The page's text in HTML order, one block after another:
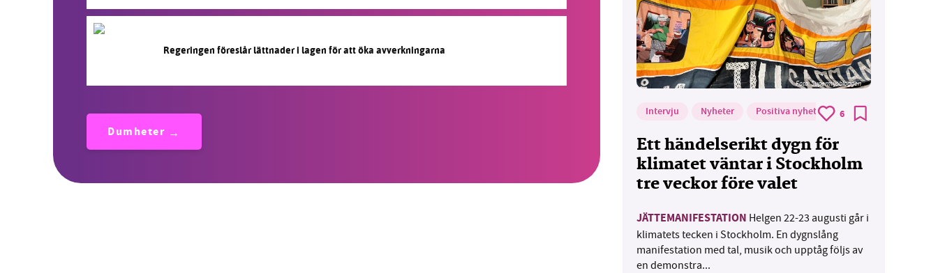
Regeringen föreslår lättnader i lagen för att öka avverkningarna
Dumheter
Foto: Supermijöbloggen
Intervju Nyheter Positiva nyheter 6
Ett händelserikt dygn för
klimatet väntar i Stockholm
tre veckor före valet
JÄTTEMANIFESTATION Helgen 22-23 augusti går i
klimatets tecken i Stockholm. En dygnslång
manifestation med tal, musik och upptåg följs av
en demonstra...